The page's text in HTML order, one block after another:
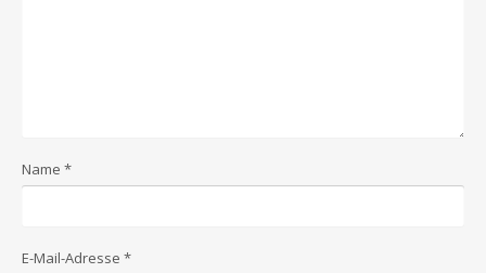
Name *
E-Mail-Adresse *